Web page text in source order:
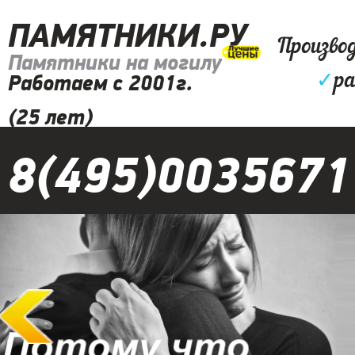
ПАМЯТНИКИ.РУ
Памятники на могилу
Работаем с 2001г.
(25 лет)
✓
8(495)0035671